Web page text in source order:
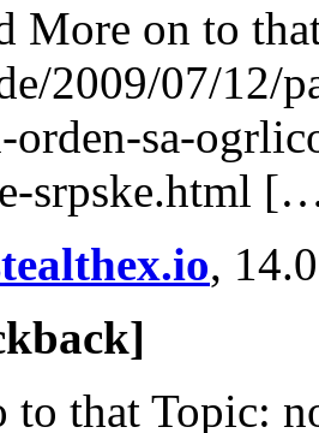
on to
2009/07/12/
orden-sa-
srpske.html
,
that Topic: